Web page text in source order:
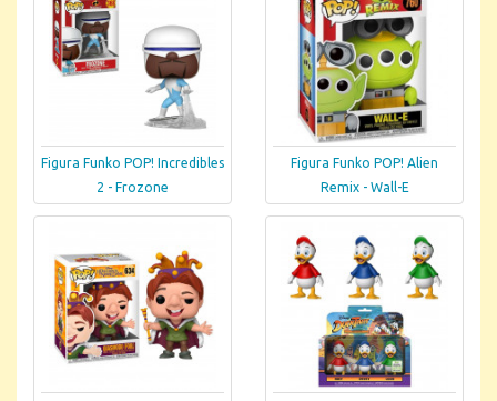
Figura Funko POP! Incredibles
2 - Frozone
Figura Funko POP! Alien
Remix - Wall-E